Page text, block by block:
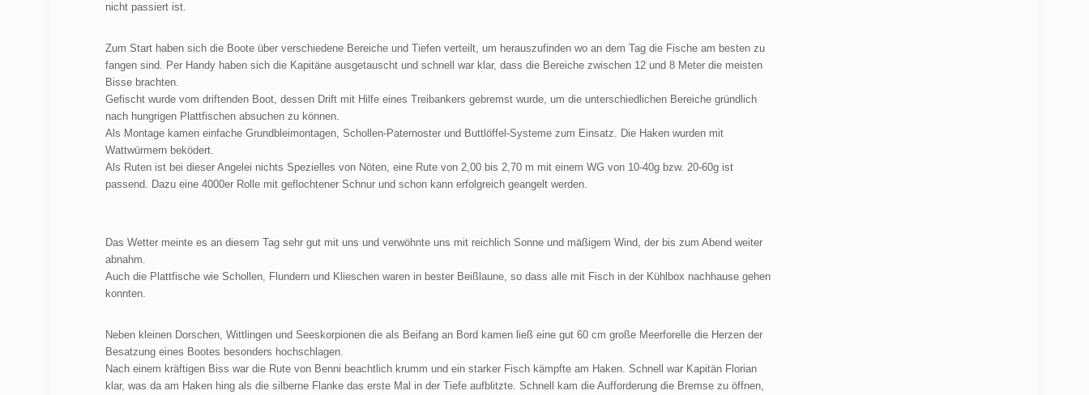
nicht passiert ist.
Zum Start haben sich die Boote über verschiedene Bereiche und Tiefen verteilt, um herauszufinden wo an dem Tag die Fische am besten zu
fangen sind. Per Handy haben sich die Kapitäne ausgetauscht und schnell war klar, dass die Bereiche zwischen 12 und 8 Meter die meisten
Bisse brachten.
Gefischt wurde vom driftenden Boot, dessen Drift mit Hilfe eines Treibankers gebremst wurde, um die unterschiedlichen Bereiche gründlich
nach hungrigen Plattfischen absuchen zu können.
Als Montage kamen einfache Grundbleimontagen, Schollen-Paternoster und Buttlöffel-Systeme zum Einsatz. Die Haken wurden mit
Wattwürmern beködert.
Als Ruten ist bei dieser Angelei nichts Spezielles von Nöten, eine Rute von 2,00 bis 2,70 m mit einem WG von 10-40g bzw. 20-60g ist
passend. Dazu eine 4000er Rolle mit geflochtener Schnur und schon kann erfolgreich geangelt werden.
Das Wetter meinte es an diesem Tag sehr gut mit uns und verwöhnte uns mit reichlich Sonne und mäßigem Wind, der bis zum Abend weiter
abnahm.
Auch die Plattfische wie Schollen, Flundern und Klieschen waren in bester Beißlaune, so dass alle mit Fisch in der Kühlbox nachhause gehen
konnten.
Neben kleinen Dorschen, Wittlingen und Seeskorpionen die als Beifang an Bord kamen ließ eine gut 60 cm große Meerforelle die Herzen der
Besatzung eines Bootes besonders hochschlagen.
Nach einem kräftigen Biss war die Rute von Benni beachtlich krumm und ein starker Fisch kämpfte am Haken. Schnell war Kapitän Florian
klar, was da am Haken hing als die silberne Flanke das erste Mal in der Tiefe aufblitzte. Schnell kam die Aufforderung die Bremse zu öffnen,